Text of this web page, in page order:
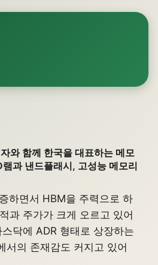
와 함께 한국을 대표하는 메모
과 낸드플래시, 고성능 메모리
하면서 HBM을 주력으로 하
과 주가가 크게 오르고 있어
닥에 ADR 형태로 상장하는
서의 존재감도 커지고 있어